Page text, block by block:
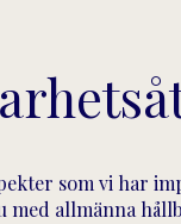
som vi har
med allmänna